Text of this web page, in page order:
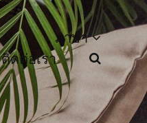
ภาษา
ติดต่อเรา